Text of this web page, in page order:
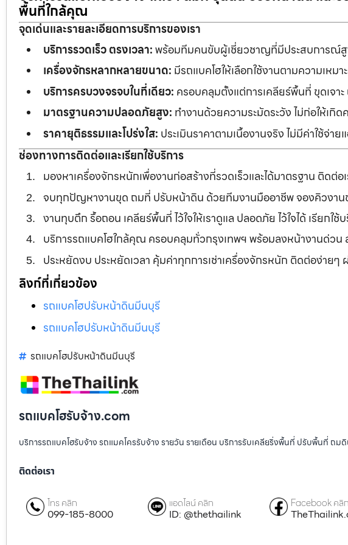
พื้นที่ใกล้คุณ
จุดเด่นและรายละเอียดการบริการของเรา
บริการรวดเร็ว ตรงเวลา:พร้อมทีมคนขับผู้เชี่ยวชาญที่มีประสบการณ์สู
เครื่องจักรหลากหลายขนาด: มีรถแบคโฮให้เลือกใช้งานตามความเห
บริการครบวงจรจบในที่เดียว: ครอบคลุมตั้งแต่การเคลียร์พื้นที่ ขุดเจา
มาตรฐานความปลอดภัยสูง: ทำงานด้วยความระมัดระวัง ไม่ก่อให้เ
ราคายุติธรรมและโปร่งใส: ประเมินราคาตามเนื้องานจริง ไม่มีค่าใช้จ่
ช่องทางการติดต่อและเรียกใช้บริการ
มองหาเครื่องจักรหนักเพื่องานก่อสร้างที่รวดเร็วและได้มาตรฐาน ติดต่
จบทุกปัญหางานขุด ถมที่ ปรับหน้าดิน ด้วยทีมงานมืออาชีพ จองคิวงา
งานทุบตึก รื้อถอน เคลียร์พื้นที่ ไว้ใจให้เราดูแล ปลอดภัย ไว้ใจได้ เรียก
บริการรถแบคโฮใกล้คุณ ครอบคลุมทั่วกรุงเทพฯ พร้อมลงหน้างานด่ว
ประหยัดงบ ประหยัดเวลา คุ้มค่าทุกการเช่าเครื่องจักรหนัก ติดต่อง่าย
ลิงก์ที่เกี่ยวข้อง
รถแบคโฮปรับหน้าดินมีนบุรี
รถแบคโฮปรับหน้าดินมีนบุรี
รถแบคโฮปรับหน้าดินมีนบุรี
รถแบคโฮรับจ้าง.com
บริการรถแบคโฮรับจ้าง รถแมคโครรับจ้าง รายวัน รายเดือน บริการรับเคลียริ่งพื้นที่ ปรับพื้นที่ ถม
ติดต่อเรา
โทร คลิก
099-185-8000
แอดไลน์ คลิก
ID: @thethailink
Facebook คลิก